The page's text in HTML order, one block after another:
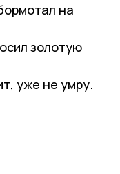
на
золотую
уже не умру.